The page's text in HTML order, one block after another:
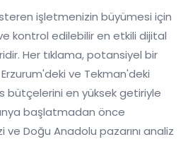
işletmenizin büyümesi için
kontrol edilebilir en etkili dijital
Her tıklama, potansiyel bir
ve Tekman'deki
bütçelerini en yüksek getiriyle
başlatmadan önce
ve Doğu Anadolu pazarını analiz